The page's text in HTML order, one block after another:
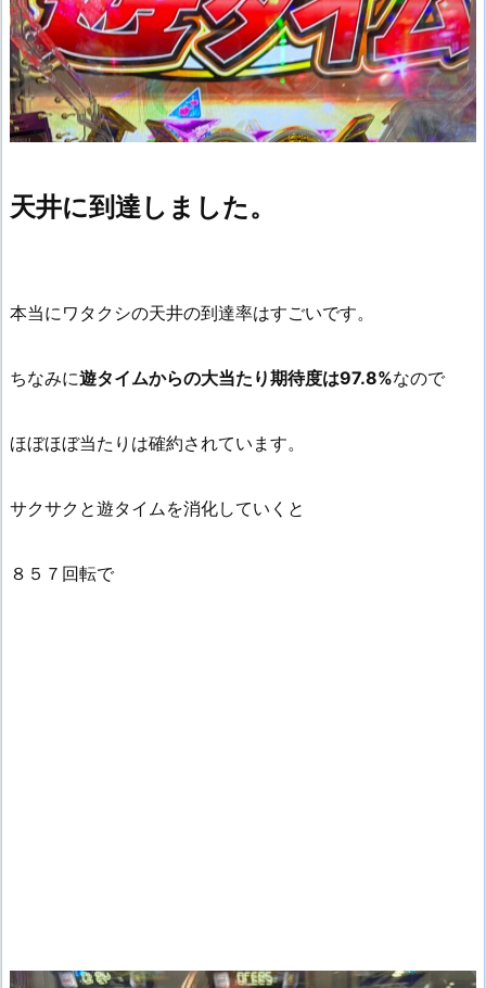
天井に到達しました。
本当にワタクシの天井の到達率はすごいです。
ちなみに遊タイムからの大当たり期待度は97.8%なので
ほぼほぼ当たりは確約されています。
サクサクと遊タイムを消化していくと
８５７回転で